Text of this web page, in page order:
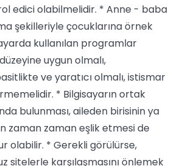
edici olabilmelidir. * Anne - baba
şekilleriyle çocuklarına örnek
kullanılan programlar
uygun olmalı,
ve yaratıcı olmalı, istismar
* Bilgisayarın ortak
bulunması, aileden birisinin ya
zaman zaman eşlik etmesi de
olabilir. * Gerekli görülürse,
sitelerle karşılaşmasını önlemek